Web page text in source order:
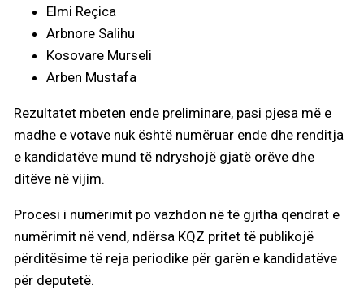
Elmi Reçica
Arbnore Salihu
Kosovare Murseli
Arben Mustafa
Rezultatet mbeten ende preliminare, pasi pjesa më e
madhe e votave nuk është numëruar ende dhe renditja
e kandidatëve mund të ndryshojë gjatë orëve dhe
ditëve në vijim.
Procesi i numërimit po vazhdon në të gjitha qendrat e
numërimit në vend, ndërsa KQZ pritet të publikojë
përditësime të reja periodike për garën e kandidatëve
për deputetë.